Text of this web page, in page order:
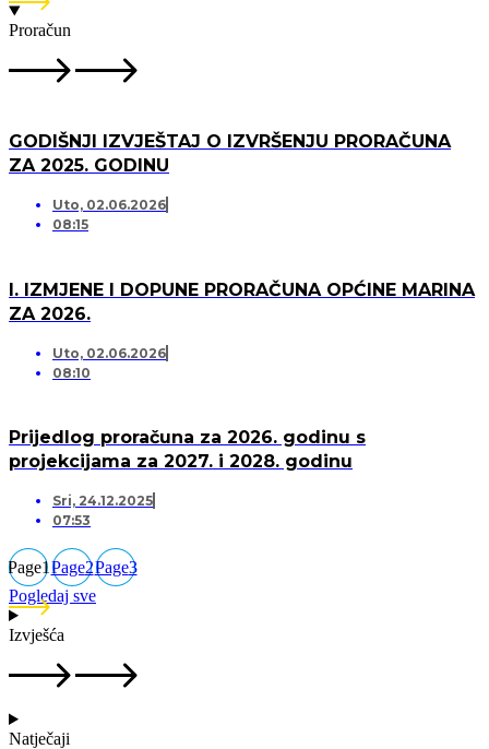
Proračun
GODIŠNJI IZVJEŠTAJ O IZVRŠENJU PRORAČUNA
ZA 2025. GODINU
Uto, 02.06.2026
08:15
I. IZMJENE I DOPUNE PRORAČUNA OPĆINE MARINA
ZA 2026.
Uto, 02.06.2026
08:10
Prijedlog proračuna za 2026. godinu s
projekcijama za 2027. i 2028. godinu
Sri, 24.12.2025
07:53
Page1Page2Page3
Pogledaj sve
Izvješća
Natječaji